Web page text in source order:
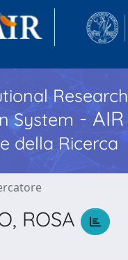
Research
System - AIR
della Ricerca
ROSA